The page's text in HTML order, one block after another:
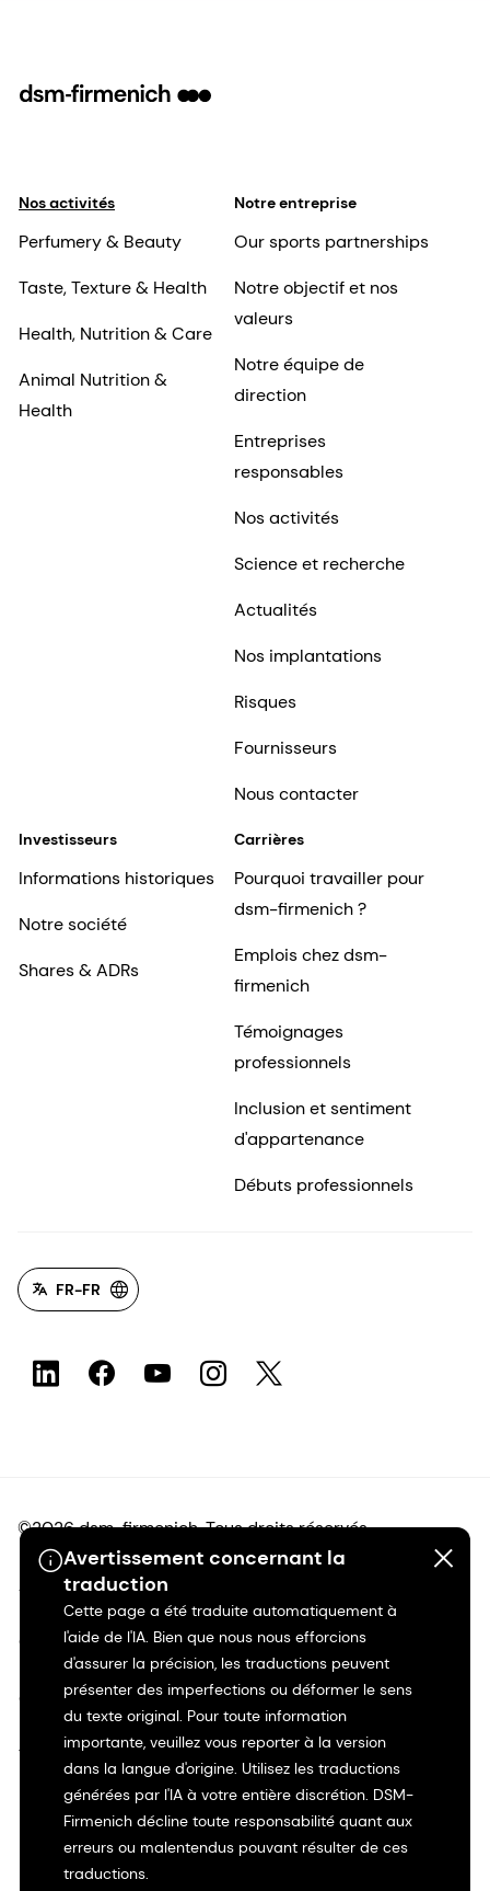
Avertissement concernant la
traduction
Cette page a été traduite automatiquement à
l'aide de l'IA. Bien que nous nous efforcions
d'assurer la précision, les traductions peuvent
présenter des imperfections ou déformer le sens
du texte original. Pour toute information
importante, veuillez vous reporter à la version
dans la langue d'origine. Utilisez les traductions
générées par l'IA à votre entière discrétion. DSM-
Firmenich décline toute responsabilité quant aux
erreurs ou malentendus pouvant résulter de ces
traductions.
Nos activités
Perfumery & Beauty
Taste, Texture & Health
Health, Nutrition & Care
Animal Nutrition &
Health
Notre entreprise
Our sports partnerships
Notre objectif et nos
valeurs
Notre équipe de
direction
Entreprises
responsables
Nos activités
Science et recherche
Actualités
Nos implantations
Risques
Fournisseurs
Nous contacter
Investisseurs
Informations historiques
Notre société
Shares & ADRs
Carrières
Pourquoi travailler pour
dsm-firmenich ?
Emplois chez dsm-
firmenich
Témoignages
professionnels
Inclusion et sentiment
d'appartenance
Débuts professionnels
FR-FR
©2026 dsm-firmenich. Tous droits réservés.
Avis de confidentialité
Conditions d'utilisation
Conditions d'utilisation
Transparence en Californie
Déclaration d'accessibilité
Informations juridiques